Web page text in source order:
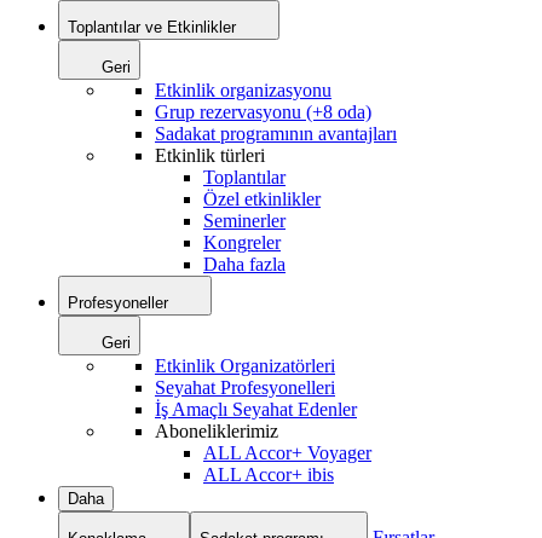
Toplantılar ve Etkinlikler
Geri
Etkinlik organizasyonu
Grup rezervasyonu (+8 oda)
Sadakat programının avantajları
Etkinlik türleri
Toplantılar
Özel etkinlikler
Seminerler
Kongreler
Daha fazla
Profesyoneller
Geri
Etkinlik Organizatörleri
Seyahat Profesyonelleri
İş Amaçlı Seyahat Edenler
Aboneliklerimiz
ALL Accor+ Voyager
ALL Accor+ ibis
Daha